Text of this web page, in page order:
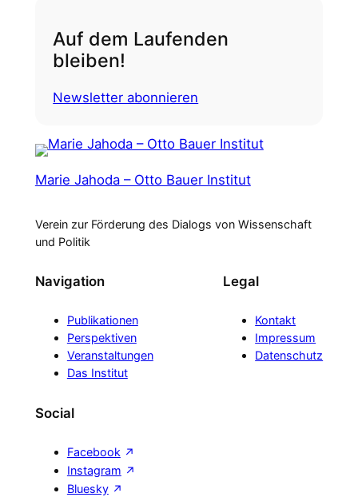
Auf dem Laufenden
bleiben!
Newsletter abonnieren
Marie Jahoda – Otto Bauer Institut
Verein zur Förderung des Dialogs von Wissenschaft
und Politik
Navigation
Publikationen
Perspektiven
Veranstaltungen
Das Institut
Legal
Kontakt
Impressum
Datenschutz
Social
Facebook
Instagram
Bluesky